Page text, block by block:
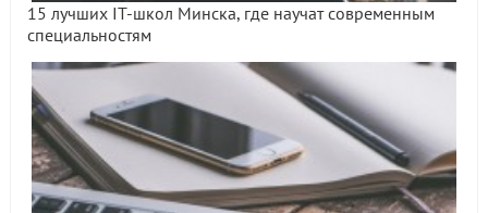
15 лучших IT-школ Минска, где научат современным
специальностям